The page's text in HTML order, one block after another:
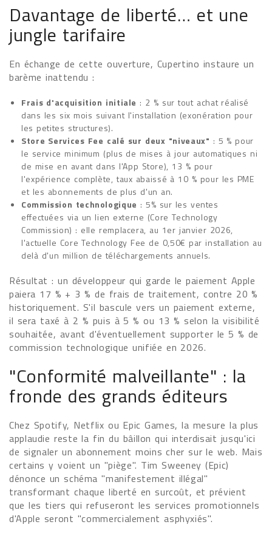
Davantage de liberté… et une
jungle tarifaire
En échange de cette ouverture, Cupertino instaure un
barème inattendu :
Frais d'acquisition initiale : 2 % sur tout achat réalisé
dans les six mois suivant l'installation (exonération pour
les petites structures).
Store Services Fee calé sur deux "niveaux" : 5 % pour
le service minimum (plus de mises à jour automatiques ni
de mise en avant dans l'App Store), 13 % pour
l'expérience complète, taux abaissé à 10 % pour les PME
et les abonnements de plus d'un an.
Commission technologique : 5% sur les ventes
effectuées via un lien externe (Core Technology
Commission) : elle remplacera, au 1er janvier 2026,
l'actuelle Core Technology Fee de 0,50€ par installation au
delà d'un million de téléchargements annuels.
Résultat : un développeur qui garde le paiement Apple
paiera 17 % + 3 % de frais de traitement, contre 20 %
historiquement. S'il bascule vers un paiement externe,
il sera taxé à 2 % puis à 5 % ou 13 % selon la visibilité
souhaitée, avant d'éventuellement supporter le 5 % de
commission technologique unifiée en 2026.
"Conformité malveillante" : la
fronde des grands éditeurs
Chez Spotify, Netflix ou Epic Games, la mesure la plus
applaudie reste la fin du bâillon qui interdisait jusqu'ici
de signaler un abonnement moins cher sur le web. Mais
certains y voient un "piège". Tim Sweeney (Epic)
dénonce un schéma "manifestement illégal"
transformant chaque liberté en surcoût, et prévient
que les tiers qui refuseront les services promotionnels
d'Apple seront "commercialement asphyxiés".